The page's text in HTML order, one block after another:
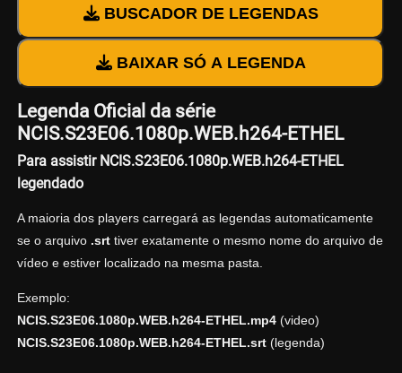
BUSCADOR DE LEGENDAS
BAIXAR SÓ A LEGENDA
Legenda Oficial da série
NCIS.S23E06.1080p.WEB.h264-ETHEL
Para assistir NCIS.S23E06.1080p.WEB.h264-ETHEL
legendado
A maioria dos players carregará as legendas automaticamente
se o arquivo .srttiver exatamente o mesmo nome do arquivo de
vídeo e estiver localizado na mesma pasta.
Exemplo:
NCIS.S23E06.1080p.WEB.h264-ETHEL.mp4(video)
NCIS.S23E06.1080p.WEB.h264-ETHEL.srt(legenda)